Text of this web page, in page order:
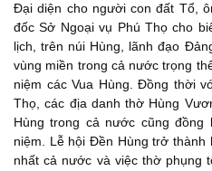
Đại diện cho người con đất Tổ,
đốc Sở Ngoại vụ Phú Thọ cho
lịch, trên núi Hùng, lãnh đạo
vùng miền trong cả nước trọng
niệm các Vua Hùng. Đồng thời
Thọ, các địa danh thờ Hùng
Hùng trong cả nước cũng
niệm. Lễ hội Đền Hùng trở thành
nhất cả nước và việc thờ phụng